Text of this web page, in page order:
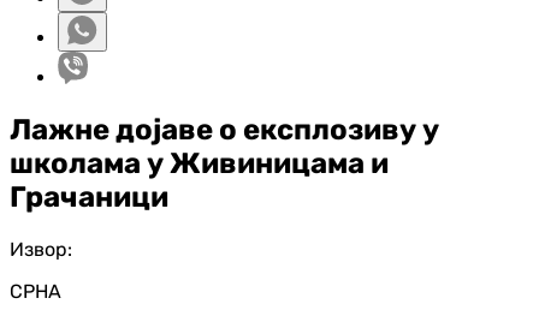
Лажне дојаве о експлозиву у
школама у Живиницама и
Грачаници
Извор:
СРНА